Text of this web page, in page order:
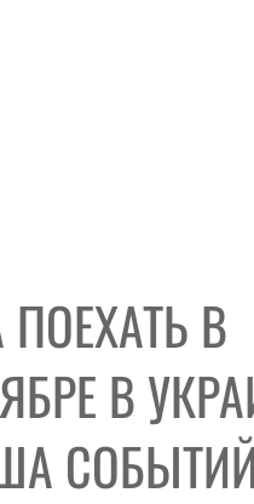
В
В